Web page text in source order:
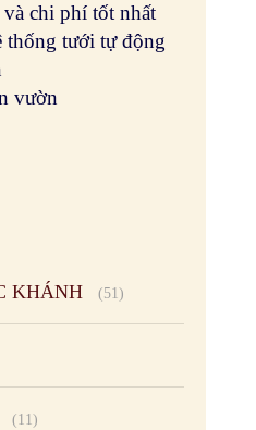
chi phí tốt nhất
thống tưới tự động
vườn
KHÁNH (51)
(11)